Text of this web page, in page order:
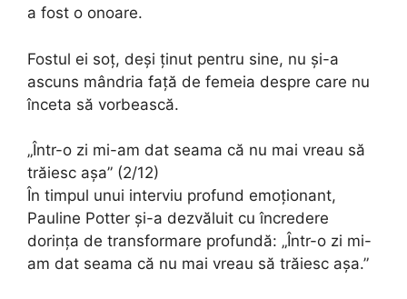
a fost o onoare.
Fostul ei soț, deși ținut pentru sine, nu și-a
ascuns mândria față de femeia despre care nu
înceta să vorbească.
„Într-o zi mi-am dat seama că nu mai vreau să
trăiesc așa” (2/12)
În timpul unui interviu profund emoționant,
Pauline Potter și-a dezvăluit cu încredere
dorința de transformare profundă: „Într-o zi mi-
am dat seama că nu mai vreau să trăiesc așa.”